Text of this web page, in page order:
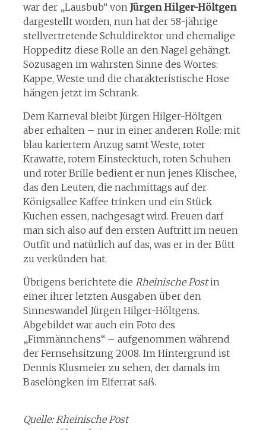
war der „Lausbub“ von Jürgen Hilger-Höltgen
dargestellt worden, nun hat der 58-jährige
stellvertretende Schuldirektor und ehemalige
Hoppeditz diese Rolle an den Nagel gehängt.
Sozusagen im wahrsten Sinne des Wortes:
Kappe, Weste und die charakteristische Hose
hängen jetzt im Schrank.
Dem Karneval bleibt Jürgen Hilger-Höltgen
aber erhalten – nur in einer anderen Rolle: mit
blau kariertem Anzug samt Weste, roter
Krawatte, rotem Einstecktuch, roten Schuhen
und roter Brille bedient er nun jenes Klischee,
das den Leuten, die nachmittags auf der
Königsallee Kaffee trinken und ein Stück
Kuchen essen, nachgesagt wird. Freuen darf
man sich also auf den ersten Auftritt im neuen
Outfit und natürlich auf das, was er in der Bütt
zu verkünden hat.
Übrigens berichtete die Rheinische Postin
einer ihrer letzten Ausgaben über den
Sinneswandel Jürgen Hilger-Höltgens.
Abgebildet war auch ein Foto des
„Fimmännchens“ – aufgenommen während
der Fernsehsitzung 2008. Im Hintergrund ist
Dennis Klusmeier zu sehen, der damals im
Baselöngken im Elferrat saß.
Quelle: Rheinische Post